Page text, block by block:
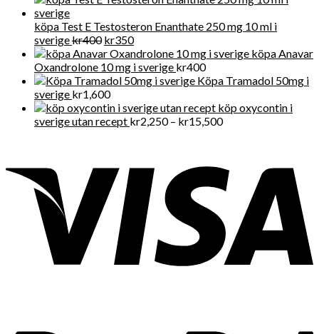
köpa Test E Testosteron Enanthate 250 mg 10 ml i
sverigekr400 Det
ursprungliga
priset
var:
kr400.
kr350Det
nuvarande
priset
är:
köpa Anavar
Oxandrolone 10 mg i sverige kr400
Köpa Tramadol 50mg i
sverige kr1,600
köp oxycontin i
sverige utan recept kr2,250 – kr15,500Prisintervall: